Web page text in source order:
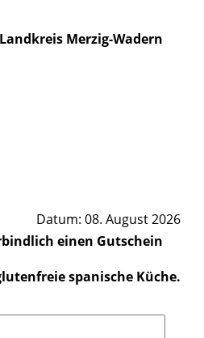
Merzig-Wadern
Datum: 08. August 2026
einen Gutschein
spanische Küche.